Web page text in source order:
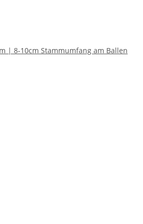
| 8-10cm Stammumfang am Ballen